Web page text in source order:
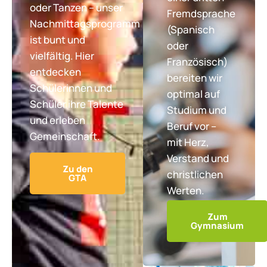
oder Tanzen – unser
Nachmittagsprogramm
ist bunt und
vielfältig. Hier
entdecken
Schülerinnen und
Schüler ihre Talente
und erleben
Gemeinschaft.
Zu den
GTA
Fremdsprache
(Spanisch
oder
Französisch)
bereiten wir
optimal auf
Studium und
Beruf vor –
mit Herz,
Verstand und
christlichen
Werten.
Zum
Gymnasium